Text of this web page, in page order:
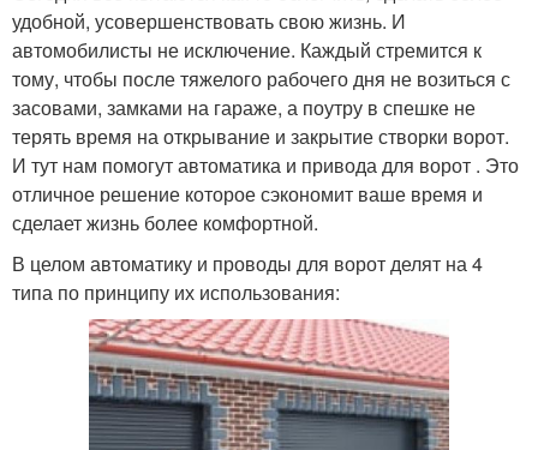
удобной, усовершенствовать свою жизнь. И
автомобилисты не исключение. Каждый стремится к
тому, чтобы после тяжелого рабочего дня не возиться с
засовами, замками на гараже, а поутру в спешке не
терять время на открывание и закрытие створки ворот.
И тут нам помогут автоматика и привода для ворот . Это
отличное решение которое сэкономит ваше время и
сделает жизнь более комфортной.
В целом автоматику и проводы для ворот делят на 4
типа по принципу их использования: